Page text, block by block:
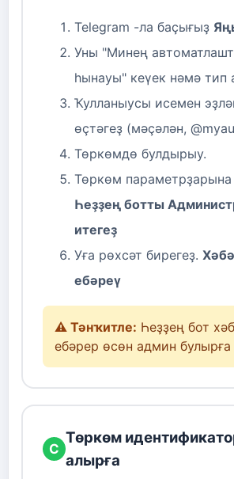
Telegram -ла баҫығыҙ
Уны "Минең
һынауы" кеүек нәмә тип
Ҡулланыусы исемен
өҫтәгеҙ (мәҫәлән,
Төркөмдө булдырыу.
Төркөм параметрҙарына
Һеҙҙең ботты
итегеҙ
Уға рөхсәт бирегеҙ.
ебәреү
⚠️ Тәнҡитле: Һеҙҙең бот
ебәрер өсөн админ
С
Төркөм
алырға